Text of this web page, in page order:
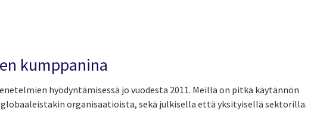
kumppanina
hyödyntämisessä jo vuodesta 2011. Meillä on pitkä käytännön
organisaatioista, sekä julkisella että yksityisellä sektorilla.